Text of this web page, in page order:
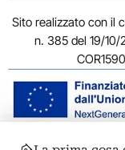
Sito realizzato con il
n. 385 del 19/10/